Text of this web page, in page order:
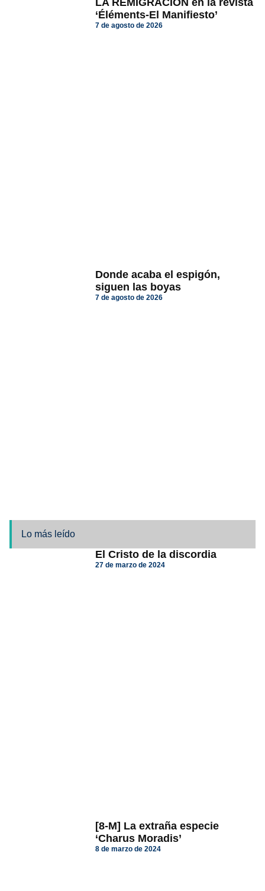
LA REMIGRACIÓN en la revista
‘Éléments-El Manifiesto’
7 de agosto de 2026
Donde acaba el espigón,
siguen las boyas
7 de agosto de 2026
Lo más leído
El Cristo de la discordia
27 de marzo de 2024
[8-M] La extraña especie
‘Charus Moradis’
8 de marzo de 2024